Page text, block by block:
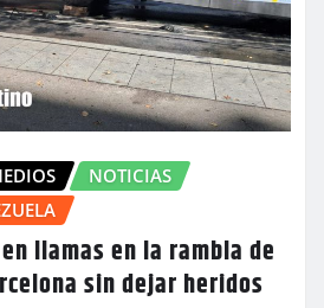
NOTICIAS
llamas en la rambla de
sin dejar heridos